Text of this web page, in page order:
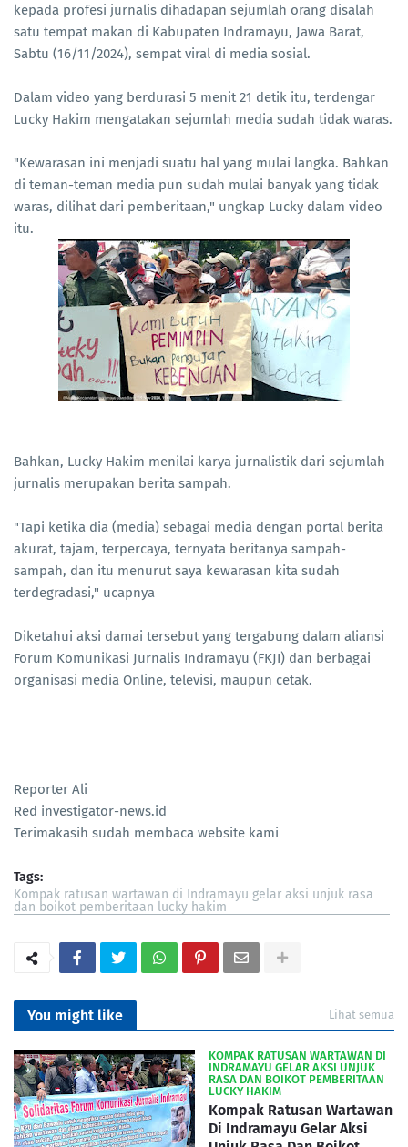
kepada profesi jurnalis dihadapan sejumlah orang disalah
satu tempat makan di Kabupaten Indramayu, Jawa Barat,
Sabtu (16/11/2024), sempat viral di media sosial.
Dalam video yang berdurasi 5 menit 21 detik itu, terdengar
Lucky Hakim mengatakan sejumlah media sudah tidak waras.
"Kewarasan ini menjadi suatu hal yang mulai langka. Bahkan
di teman-teman media pun sudah mulai banyak yang tidak
waras, dilihat dari pemberitaan," ungkap Lucky dalam video
itu.
Bahkan, Lucky Hakim menilai karya jurnalistik dari sejumlah
jurnalis merupakan berita sampah.
"Tapi ketika dia (media) sebagai media dengan portal berita
akurat, tajam, terpercaya, ternyata beritanya sampah-
sampah, dan itu menurut saya kewarasan kita sudah
terdegradasi," ucapnya
Diketahui aksi damai tersebut yang tergabung dalam aliansi
Forum Komunikasi Jurnalis Indramayu (FKJI) dan berbagai
organisasi media Online, televisi, maupun cetak.
Reporter Ali
Red investigator-news.id
Terimakasih sudah membaca website kami
Tags:
Kompak ratusan wartawan di Indramayu gelar aksi unjuk rasa
dan boikot pemberitaan lucky hakim
You might like Lihat semua
KOMPAK RATUSAN WARTAWAN DI
INDRAMAYU GELAR AKSI UNJUK
RASA DAN BOIKOT PEMBERITAAN
LUCKY HAKIM
Kompak Ratusan Wartawan
Di Indramayu Gelar Aksi